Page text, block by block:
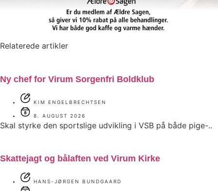
Relaterede artikler
Ny chef for Virum Sorgenfri Boldklub
KIM ENGELBRECHTSEN
8. AUGUST 2026
Skal styrke den sportslige udvikling i VSB på både pige-..
Skattejagt og bålaften ved Virum Kirke
HANS-JØRGEN BUNDGAARD